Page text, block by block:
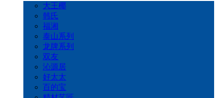
大王椰
韩氏
福湘
泰山系列
龙牌系列
双友
沁源居
好太太
百的宝